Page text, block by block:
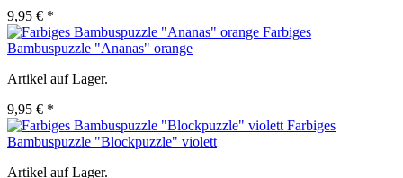
9,95 € *
Farbiges
Bambuspuzzle "Ananas" orange
Artikel auf Lager.
9,95 € *
Farbiges
Bambuspuzzle "Blockpuzzle" violett
Artikel auf Lager.